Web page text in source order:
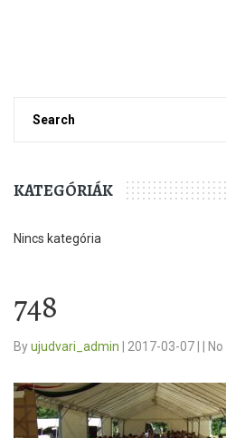
KATEGÓRIÁK
Nincs kategória
748
Byujudvari_admin 2017-03-07